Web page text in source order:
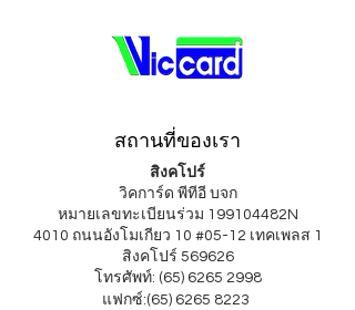
สถานที่ของเรา
สิงคโปร์
วิคการ์ด พีทีอี บจก
หมายเลขทะเบียนร่วม 199104482N
4010 ถนนอังโมเกียว 10 #05-12 เทคเพลส 1
สิงคโปร์ 569626
โทรศัพท์: (65) 6265 2998
แฟกซ์:(65) 6265 8223